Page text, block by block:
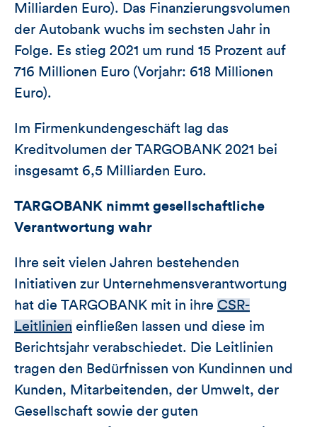
Milliarden Euro). Das Finanzierungsvolumen
der Autobank wuchs im sechsten Jahr in
Folge. Es stieg 2021 um rund 15 Prozent auf
716 Millionen Euro (Vorjahr: 618 Millionen
Euro).
Im Firmenkundengeschäft lag das
Kreditvolumen der TARGOBANK 2021 bei
insgesamt 6,5 Milliarden Euro.
TARGOBANK nimmt gesellschaftliche
Verantwortung wahr
Ihre seit vielen Jahren bestehenden
Initiativen zur Unternehmensverantwortung
hat die TARGOBANK mit in ihre CSR-
Leitlinien einfließen lassen und diese im
Berichtsjahr verabschiedet. Die Leitlinien
tragen den Bedürfnissen von Kundinnen und
Kunden, Mitarbeitenden, der Umwelt, der
Gesellschaft sowie der guten